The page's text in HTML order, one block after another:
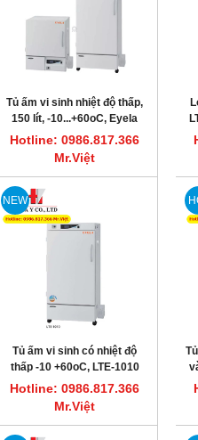
Máy cất nước một lần 7.5L/giờ CWS-8
DAIHAN DH.WatS8002
Hotline: 0986.817.366 Mr.Việt
Tủ ấm vi sinh nhiệt độ thấp,
150 lít, -10...+60oC, Eyela
LTE-510
Hotline: 0986.817.366
Mr.Việt
NEW
Tủ ấm vi sinh có nhiệt độ
thấp -10 +60oC, LTE-1010
EYELA
Hotline: 0986.817.366
Mr.Việt